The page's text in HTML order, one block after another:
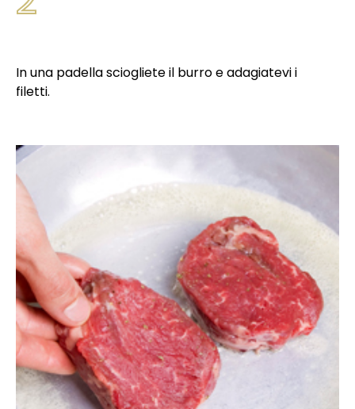
In una padella sciogliete il burro e adagiatevi i
filetti.